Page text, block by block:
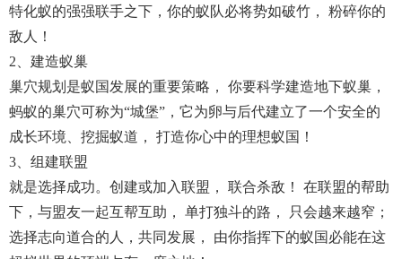
特化蚁的强强联手之下，你的蚁队必将势如破竹， 粉碎你的
敌人！
2、建造蚁巢
巢穴规划是蚁国发展的重要策略， 你要科学建造地下蚁巢，
蚂蚁的巢穴可称为“城堡”，它为卵与后代建立了一个安全的
成长环境、挖掘蚁道， 打造你心中的理想蚁国！
3、组建联盟
就是选择成功。创建或加入联盟， 联合杀敌！ 在联盟的帮助
下，与盟友一起互帮互助， 单打独斗的路， 只会越来越窄；
选择志向道合的人，共同发展， 由你指挥下的蚁国必能在这